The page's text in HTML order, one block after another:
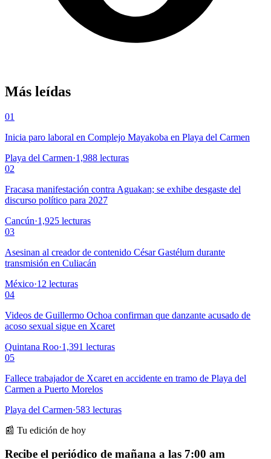
Más leídas
01
Inicia paro laboral en Complejo Mayakoba en Playa del Carmen
Playa del Carmen·1,988 lecturas
02
Fracasa manifestación contra Aguakan; se exhibe desgaste del
discurso político para 2027
Cancún·1,925 lecturas
03
Asesinan al creador de contenido César Gastélum durante
transmisión en Culiacán
México·12 lecturas
04
Videos de Guillermo Ochoa confirman que danzante acusado de
acoso sexual sigue en Xcaret
Quintana Roo·1,391 lecturas
05
Fallece trabajador de Xcaret en accidente en tramo de Playa del
Carmen a Puerto Morelos
Playa del Carmen·583 lecturas
📰 Tu edición de hoy
Recibe el periódico de mañana a las 7:00 am